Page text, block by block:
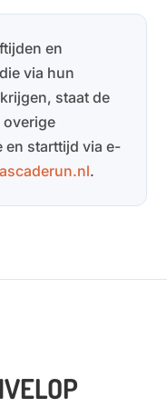
en
via hun
staat de
overige
en starttijd via e-
.